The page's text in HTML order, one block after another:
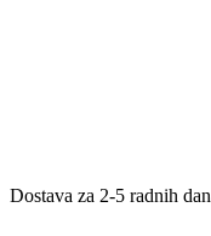
Dostava za 2-5 radnih